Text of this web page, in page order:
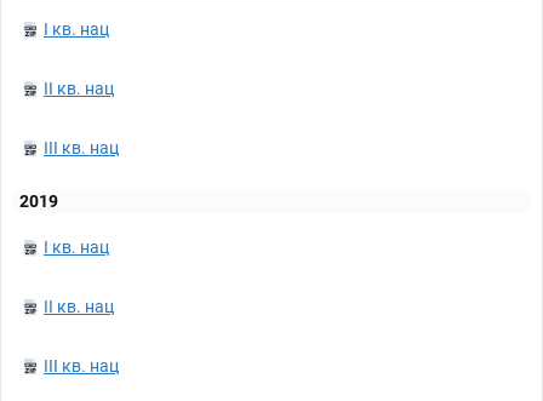
I кв. нац
II кв. нац
III кв. нац
2019
I кв. нац
II кв. нац
III кв. нац